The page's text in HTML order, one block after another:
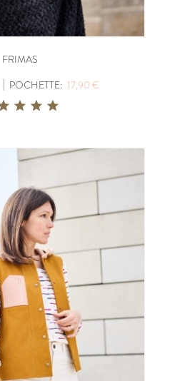
FRIMAS
| POCHETTE: 17,90 €